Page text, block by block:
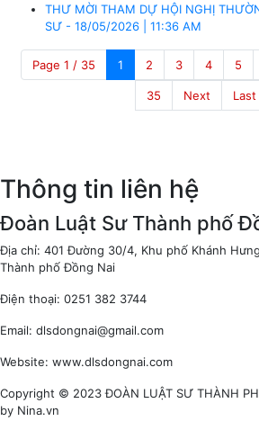
THƯ MỜI THAM DỰ HỘI NGHỊ
SƯ - 18/05/2026 | 11:36 AM
Page 1 / 35 1 2 3 4 5
35 Next Last
Thông tin liên hệ
Đoàn Luật Sư Thành phố
Địa chỉ: 401 Đường 30/4, Khu phố Khánh
Thành phố Đồng Nai
Điện thoại: 0251 382 3744
Email: dlsdongnai@gmail.com
Website: www.dlsdongnai.com
Copyright © 2023 ĐOÀN LUẬT SƯ THÀNH
by Nina.vn